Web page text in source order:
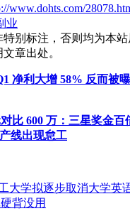
www.dohts.com/
业
特别标注，否则均为本
章出处。
净利大增 58% 反而被
比 600 万：三星奖金
线出现怠工